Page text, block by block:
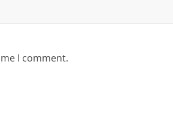
I comment.